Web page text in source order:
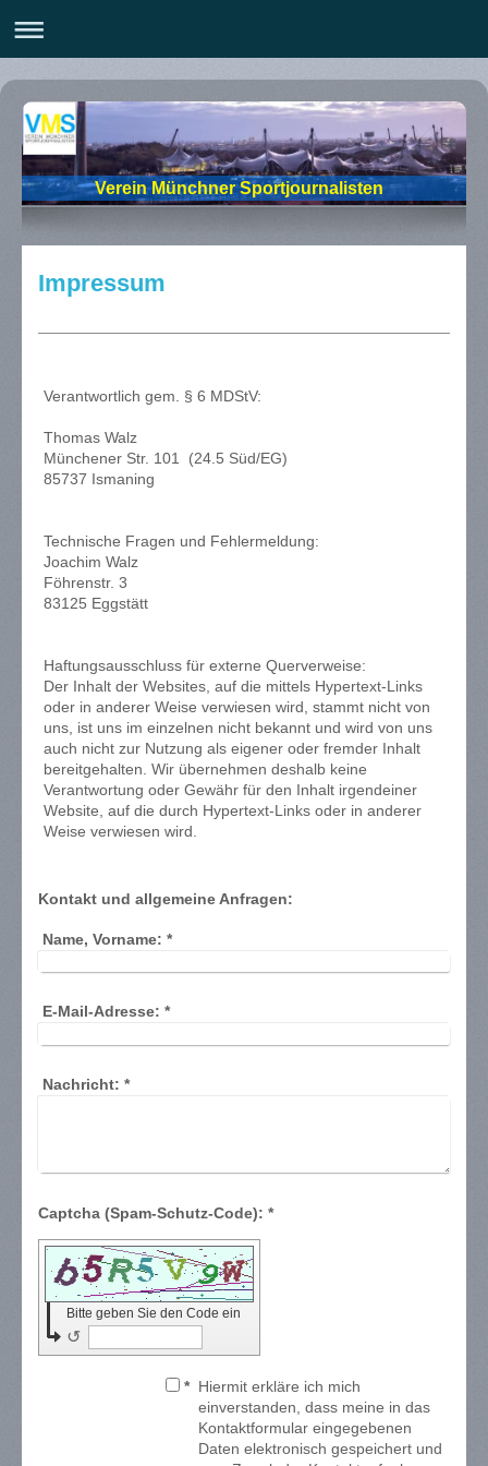
Verein Münchner Sportjournalisten
Impressum
Verantwortlich gem. § 6 MDStV:
Thomas Walz
Münchener Str. 101 (24.5 Süd/EG)
85737 Ismaning
Technische Fragen und Fehlermeldung:
Joachim Walz
Föhrenstr. 3
83125 Eggstätt
Haftungsausschluss für externe Querverweise:
Der Inhalt der Websites, auf die mittels Hypertext-Links
oder in anderer Weise verwiesen wird, stammt nicht von
uns, ist uns im einzelnen nicht bekannt und wird von uns
auch nicht zur Nutzung als eigener oder fremder Inhalt
bereitgehalten. Wir übernehmen deshalb keine
Verantwortung oder Gewähr für den Inhalt irgendeiner
Website, auf die durch Hypertext-Links oder in anderer
Weise verwiesen wird.
Kontakt und allgemeine Anfragen:
Name, Vorname: *
E-Mail-Adresse: *
Nachricht: *
Captcha (Spam-Schutz-Code): *
Bitte geben Sie den Code ein
↺
* Hiermit erkläre ich mich
einverstanden, dass meine in das
Kontaktformular eingegebenen
Daten elektronisch gespeichert und